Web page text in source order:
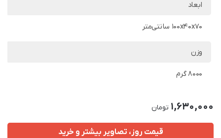
ابعاد
100x40x70 سانتی‌متر
وزن
8000 گرم
1,630,000 تومان
قیمت روز، تصاویر بیشتر و خرید